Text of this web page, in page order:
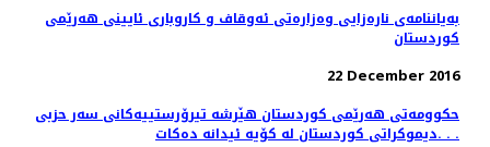
بەیاننامەی نارەزایی وەزارەتی ئەوقاف و كاروباری ئایینی هەرێمی
كوردستان
22 December 2016
حكوومه‌تى هه‌رێمى كوردستان هێرشە تیرۆرستییه‌کانی سەر حزبی
دیموکراتی کوردستان لە کۆیە ئیدانە دەكات. . .